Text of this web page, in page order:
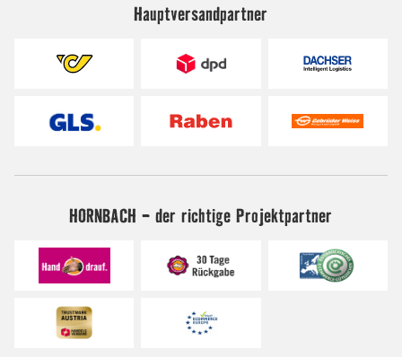
Hauptversandpartner
HORNBACH - der richtige Projektpartner